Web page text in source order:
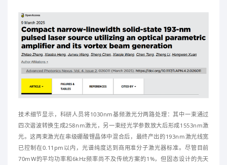
技术细节显示，科研人员将1030nm基频激光分两路处理：其中一束通过
四次谐波转换生成258nm激光，另一束经光学参数放大后形成1553nm激
光。这两束激光在串级硼酸锂晶体中混合后，最终产出的193nm激光线宽
已控制在0.11pm以内，光谱纯度达到商用准分子激光器标准。尽管目前
70mW的平均功率和6kHz频率尚不及传统方案的1%，但固态设计的先天